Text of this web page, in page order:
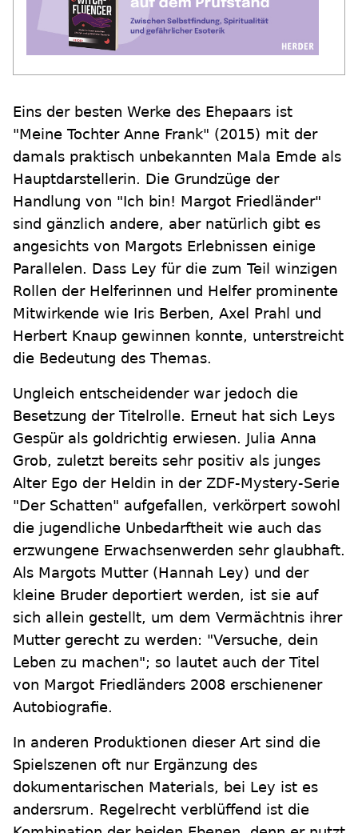
Eins der besten Werke des Ehepaars ist
"Meine Tochter Anne Frank" (2015) mit der
damals praktisch unbekannten Mala Emde als
Hauptdarstellerin. Die Grundzüge der
Handlung von "Ich bin! Margot Friedländer"
sind gänzlich andere, aber natürlich gibt es
angesichts von Margots Erlebnissen einige
Parallelen. Dass Ley für die zum Teil winzigen
Rollen der Helferinnen und Helfer prominente
Mitwirkende wie Iris Berben, Axel Prahl und
Herbert Knaup gewinnen konnte, unterstreicht
die Bedeutung des Themas.
Ungleich entscheidender war jedoch die
Besetzung der Titelrolle. Erneut hat sich Leys
Gespür als goldrichtig erwiesen. Julia Anna
Grob, zuletzt bereits sehr positiv als junges
Alter Ego der Heldin in der ZDF-Mystery-Serie
"Der Schatten" aufgefallen, verkörpert sowohl
die jugendliche Unbedarftheit wie auch das
erzwungene Erwachsenwerden sehr glaubhaft.
Als Margots Mutter (Hannah Ley) und der
kleine Bruder deportiert werden, ist sie auf
sich allein gestellt, um dem Vermächtnis ihrer
Mutter gerecht zu werden: "Versuche, dein
Leben zu machen"; so lautet auch der Titel
von Margot Friedländers 2008 erschienener
Autobiografie.
In anderen Produktionen dieser Art sind die
Spielszenen oft nur Ergänzung des
dokumentarischen Materials, bei Ley ist es
andersrum. Regelrecht verblüffend ist die